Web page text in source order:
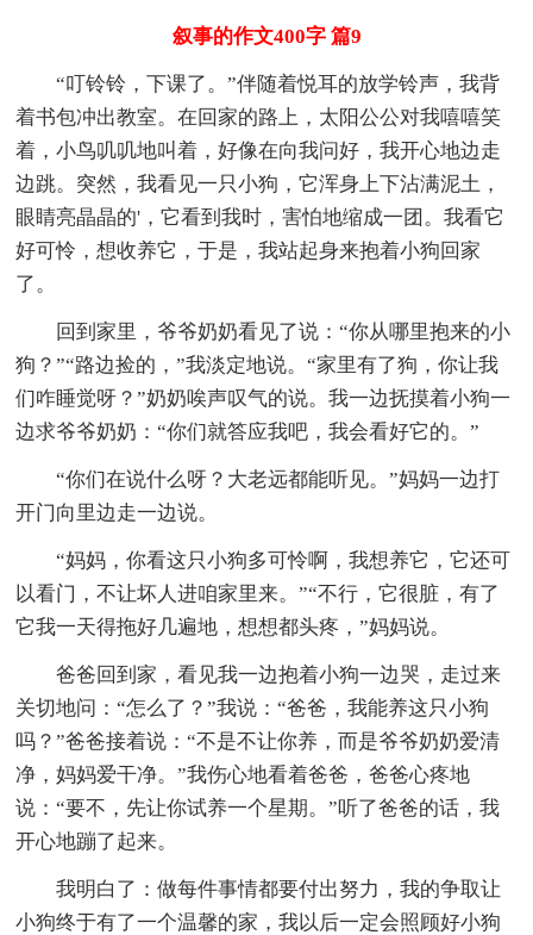
叙事的作文400字 篇9
“叮铃铃，下课了。”伴随着悦耳的放学铃声，我背
着书包冲出教室。在回家的路上，太阳公公对我嘻嘻笑
着，小鸟叽叽地叫着，好像在向我问好，我开心地边走
边跳。突然，我看见一只小狗，它浑身上下沾满泥土，
眼睛亮晶晶的'，它看到我时，害怕地缩成一团。我看它
好可怜，想收养它，于是，我站起身来抱着小狗回家
了。
回到家里，爷爷奶奶看见了说：“你从哪里抱来的小
狗？”“路边捡的，”我淡定地说。“家里有了狗，你让我
们咋睡觉呀？”奶奶唉声叹气的说。我一边抚摸着小狗一
边求爷爷奶奶：“你们就答应我吧，我会看好它的。”
“你们在说什么呀？大老远都能听见。”妈妈一边打
开门向里边走一边说。
“妈妈，你看这只小狗多可怜啊，我想养它，它还可
以看门，不让坏人进咱家里来。”“不行，它很脏，有了
它我一天得拖好几遍地，想想都头疼，”妈妈说。
爸爸回到家，看见我一边抱着小狗一边哭，走过来
关切地问：“怎么了？”我说：“爸爸，我能养这只小狗
吗？”爸爸接着说：“不是不让你养，而是爷爷奶奶爱清
净，妈妈爱干净。”我伤心地看着爸爸，爸爸心疼地
说：“要不，先让你试养一个星期。”听了爸爸的话，我
开心地蹦了起来。
我明白了：做每件事情都要付出努力，我的争取让
小狗终于有了一个温馨的家，我以后一定会照顾好小狗